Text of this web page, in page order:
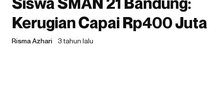
Kerugian Capai Rp400 Juta
Risma Azhari 3 tahun lalu